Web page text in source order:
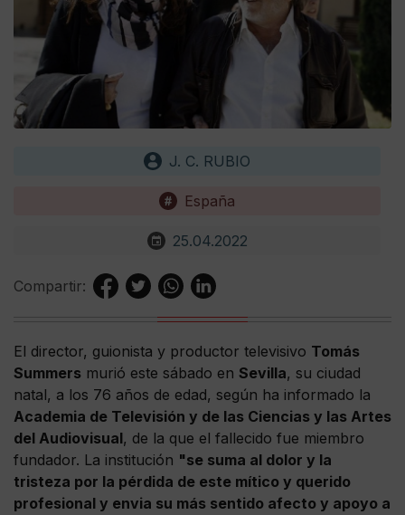
J. C. RUBIO
España
25.04.2022
Compartir:
El director, guionista y productor televisivo Tomás
Summers murió este sábado en Sevilla, su ciudad
natal, a los 76 años de edad, según ha informado la
Academia de Televisión y de las Ciencias y las Artes
del Audiovisual, de la que el fallecido fue miembro
fundador. La institución "se suma al dolor y la
tristeza por la pérdida de este mítico y querido
profesional y envia su más sentido afecto y apoyo a